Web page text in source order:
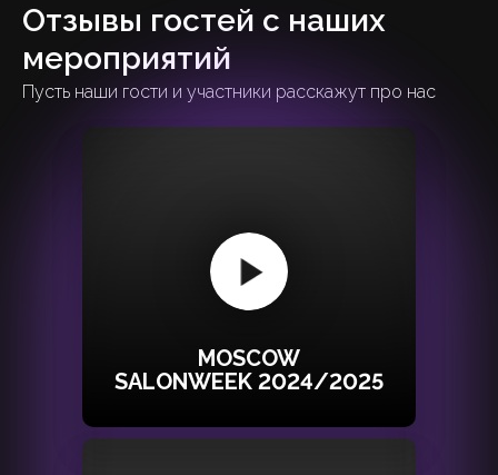
Отзывы гостей с наших
мероприятий
Пусть наши гости и участники расскажут про нас
MOSCOW
SALONWEEK 2024/2025